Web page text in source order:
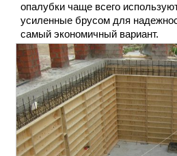
опалубки чаще всего
усиленные брусом для
самый экономичный вариант.